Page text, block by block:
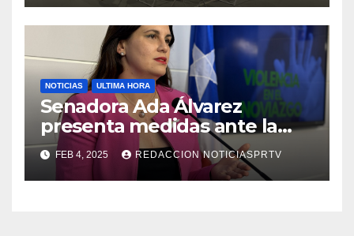
NOTICIAS ULTIMA HORA
Senadora Ada Álvarez
presenta medidas ante la
violencia en el noviazgo
FEB 4, 2025 REDACCION NOTICIASPRTV